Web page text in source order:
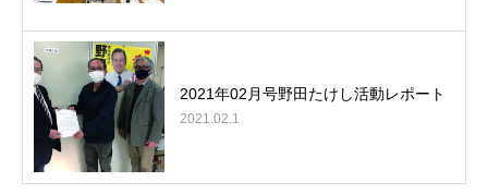
2021年02月号野田たけし活動レポート
2021.02.1